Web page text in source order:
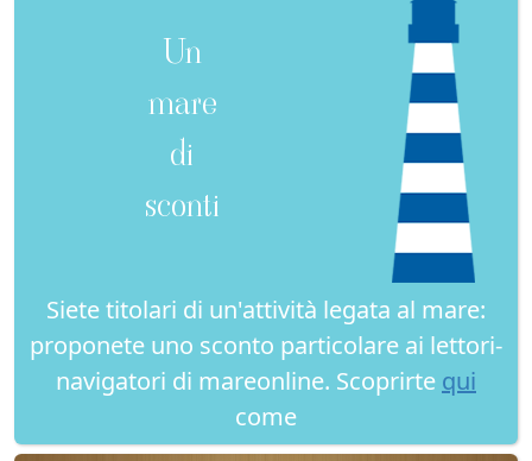
Un
mare
di
sconti
Siete titolari di un'attività legata al mare:
proponete uno sconto particolare ai lettori-
navigatori di mareonline. Scoprirte qui
come